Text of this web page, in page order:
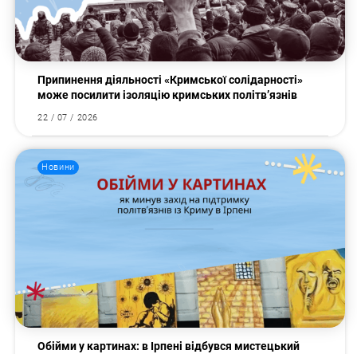
Припинення діяльності «Кримської солідарності»
може посилити ізоляцію кримських політв’язнів
22 / 07 / 2026
Новини
Обійми у картинах: в Ірпені відбувся мистецький